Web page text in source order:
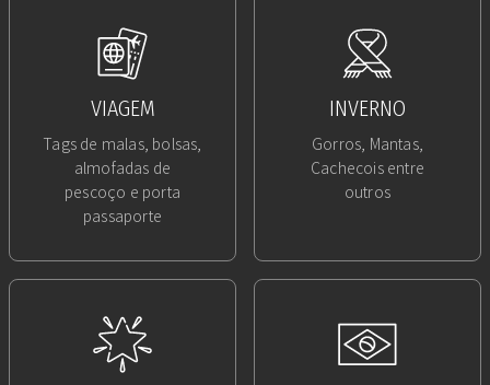
VIAGEM
Tags de malas, bolsas,
almofadas de
pescoço e porta
passaporte
INVERNO
Gorros, Mantas,
Cachecois entre
outros